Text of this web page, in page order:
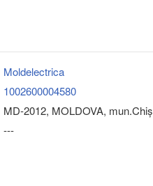
Moldelectrica
1002600004580
MD-2012, MOLDOVA,
---